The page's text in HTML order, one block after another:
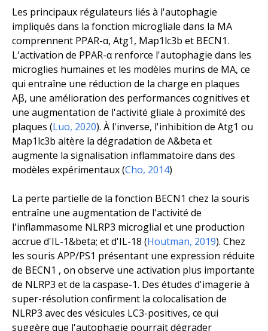
Les principaux régulateurs liés à l'autophagie
impliqués dans la fonction microgliale dans la MA
comprennent PPAR-α, Atg1, Map1lc3b et BECN1.
L'activation de PPAR-α renforce l'autophagie dans les
microglies humaines et les modèles murins de MA, ce
qui entraîne une réduction de la charge en plaques
Aβ, une amélioration des performances cognitives et
une augmentation de l'activité gliale à proximité des
plaques (Luo, 2020). À l'inverse, l'inhibition de Atg1 ou
Map1lc3b altère la dégradation de A&beta et
augmente la signalisation inflammatoire dans des
modèles expérimentaux (Cho, 2014)
La perte partielle de la fonction BECN1 chez la souris
entraîne une augmentation de l'activité de
l'inflammasome NLRP3 microglial et une production
accrue d'IL-1&beta; et d'IL-18 (Houtman, 2019). Chez
les souris APP/PS1 présentant une expression réduite
de BECN1 , on observe une activation plus importante
de NLRP3 et de la caspase-1. Des études d'imagerie à
super-résolution confirment la colocalisation de
NLRP3 avec des vésicules LC3-positives, ce qui
suggère que l'autophagie pourrait dégrader